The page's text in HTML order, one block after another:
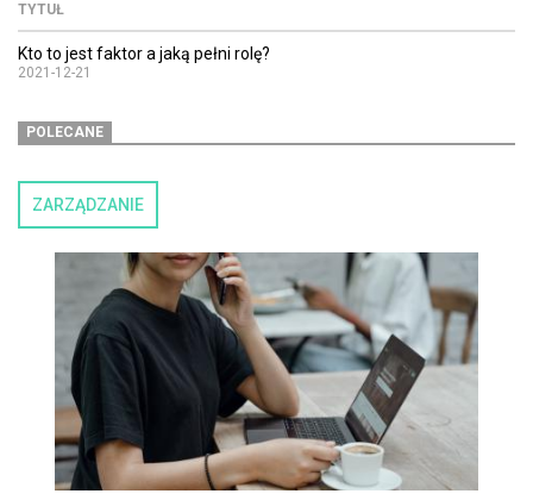
TYTUŁ
Kto to jest faktor a jaką pełni rolę?
2021-12-21
POLECANE
ZARZĄDZANIE